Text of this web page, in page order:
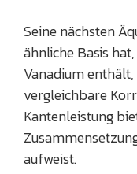
Seine nächsten
ähnliche Basis
Vanadium
vergleichbare
Kantenleistung
aufweist.